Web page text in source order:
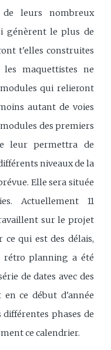
leurs nombreux
génèrent le plus de
t'elles construites
maquettistes ne
qui relieront
autant de voies
des premiers
leur permettra de
niveaux de la
Elle sera située
Actuellement 11
sur le projet
qui est des délais,
rétro planning a été
de dates avec des
en ce début d'année
phases de
ce calendrier.